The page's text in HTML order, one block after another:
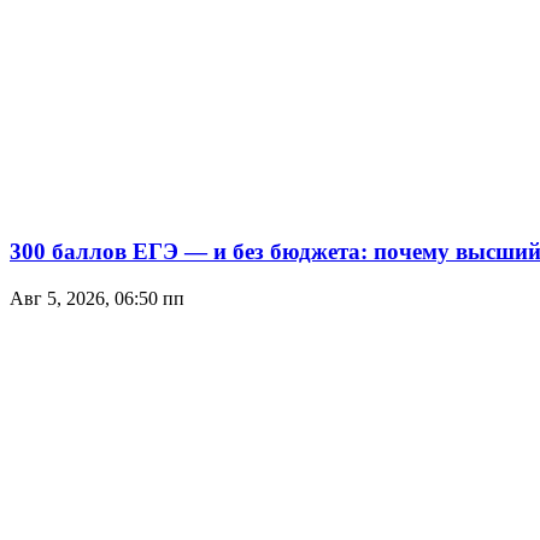
300 баллов ЕГЭ — и без бюджета: почему высший
Авг 5, 2026, 06:50 пп